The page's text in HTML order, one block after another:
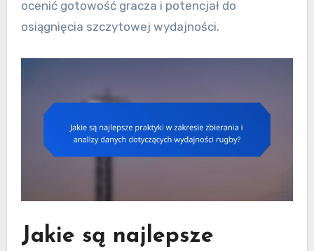
ocenić gotowość gracza i potencjał do
osiągnięcia szczytowej wydajności.
Jakie są najlepsze